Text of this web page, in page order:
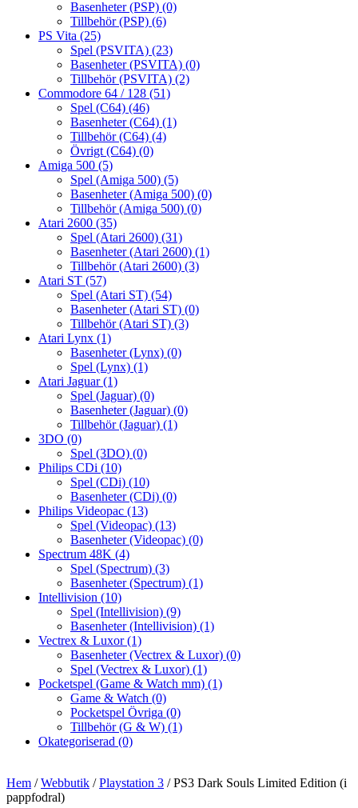
Basenheter (PSP) (0)
Tillbehör (PSP) (6)
PS Vita (25)
Spel (PSVITA) (23)
Basenheter (PSVITA) (0)
Tillbehör (PSVITA) (2)
Commodore 64 / 128 (51)
Spel (C64) (46)
Basenheter (C64) (1)
Tillbehör (C64) (4)
Övrigt (C64) (0)
Amiga 500 (5)
Spel (Amiga 500) (5)
Basenheter (Amiga 500) (0)
Tillbehör (Amiga 500) (0)
Atari 2600 (35)
Spel (Atari 2600) (31)
Basenheter (Atari 2600) (1)
Tillbehör (Atari 2600) (3)
Atari ST (57)
Spel (Atari ST) (54)
Basenheter (Atari ST) (0)
Tillbehör (Atari ST) (3)
Atari Lynx (1)
Basenheter (Lynx) (0)
Spel (Lynx) (1)
Atari Jaguar(1)
Spel (Jaguar) (0)
Basenheter (Jaguar) (0)
Tillbehör (Jaguar) (1)
3DO (0)
Spel (3DO) (0)
Philips CDi (10)
Spel (CDi) (10)
Basenheter (CDi) (0)
Philips Videopac (13)
Spel (Videopac) (13)
Basenheter (Videopac) (0)
Spectrum 48K (4)
Spel (Spectrum) (3)
Basenheter (Spectrum) (1)
Intellivision (10)
Spel (Intellivision) (9)
Basenheter (Intellivision) (1)
Vectrex & Luxor(1)
Basenheter (Vectrex & Luxor) (0)
Spel (Vectrex & Luxor) (1)
Pocketspel (Game & Watch mm) (1)
Game & Watch (0)
Pocketspel Övriga (0)
Tillbehör (G & W) (1)
Okategoriserad (0)
Hem /Webbutik /Playstation 3 / PS3 Dark Souls Limited Edition (i
pappfodral)